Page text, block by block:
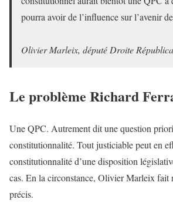
pourra avoir de l’influence sur l’avenir
Olivier Marleix, député Droite
Le problème Richard
Une QPC. Autrement dit une question
constitutionnalité. Tout justiciable peut en
constitutionnalité d’une disposition
cas. En la circonstance, Olivier Marleix fait
précis.